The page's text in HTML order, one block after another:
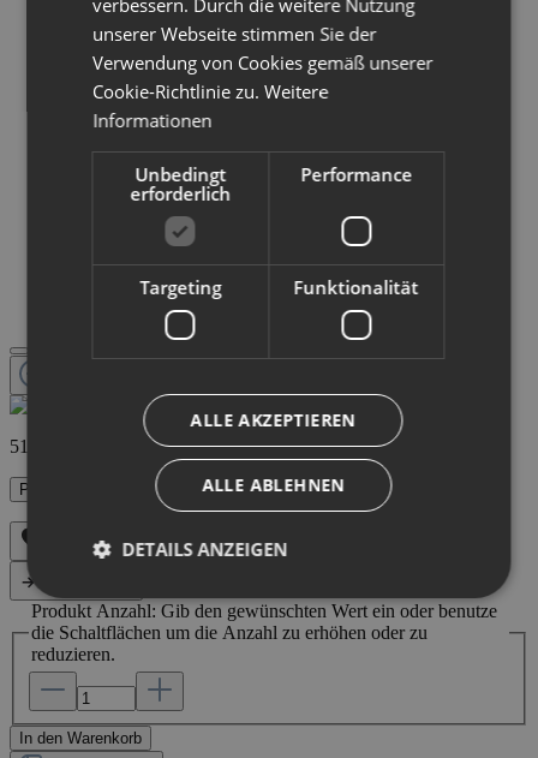
516,50 €
Preise inkl. MwSt. zzgl. Versandkosten
Produkt Anzahl: Gib den gewünschten Wert ein oder benutze
die Schaltflächen um die Anzahl zu erhöhen oder zu
reduzieren.
In den Warenkorb
verbessern. Durch die weitere Nutzung
unserer Webseite stimmen Sie der
Verwendung von Cookies gemäß unserer
Cookie-Richtlinie zu.Weitere
Informationen
Unbedingt
erforderlich
Performance
Targeting Funktionalität
ALLE AKZEPTIEREN
ALLE ABLEHNEN
DETAILS ANZEIGEN